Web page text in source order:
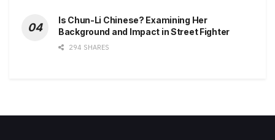
Is Chun-Li Chinese? Examining Her
Background and Impact in Street Fighter
294 SHARES